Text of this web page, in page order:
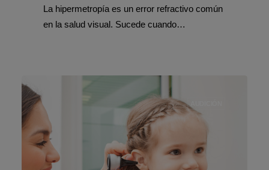
La hipermetropía es un error refractivo común
en la salud visual. Sucede cuando…